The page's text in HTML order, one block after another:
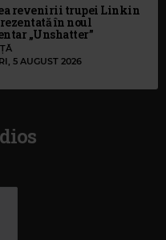
revenirii trupei Linkin
în noul
„Unshatter”
5 AUGUST 2026